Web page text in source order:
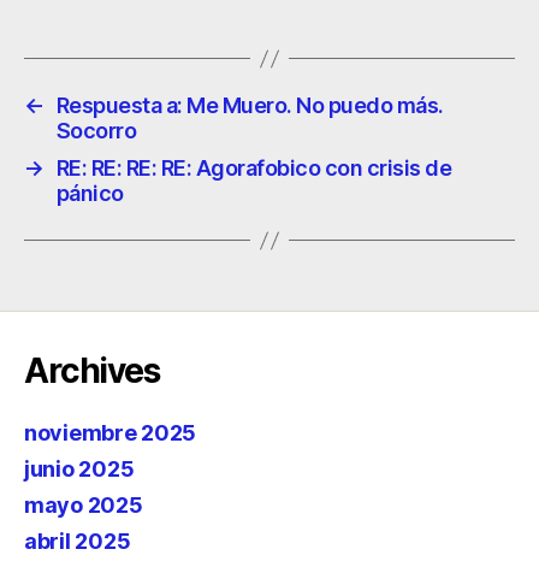
←
Respuesta a: Me Muero. No puedo más.
Socorro
→
RE: RE: RE: RE: Agorafobico con crisis de
pánico
Archives
noviembre 2025
junio 2025
mayo 2025
abril 2025